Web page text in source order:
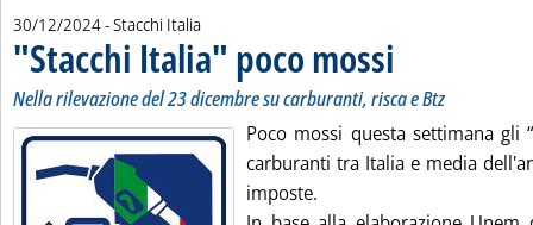
30/12/2024- Stacchi Italia
"Stacchi Italia" poco mossi
Nella rilevazione del 23 dicembre su carburanti, risca e Btz
Poco mossi questa settimana gli
carburanti tra Italia e media
imposte.